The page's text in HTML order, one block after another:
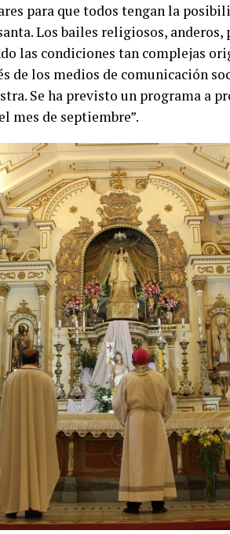
para que todos tengan la
Los bailes religiosos,
las condiciones tan complejas
de los medios de comunicación
Se ha previsto un programa a
mes de septiembre”.